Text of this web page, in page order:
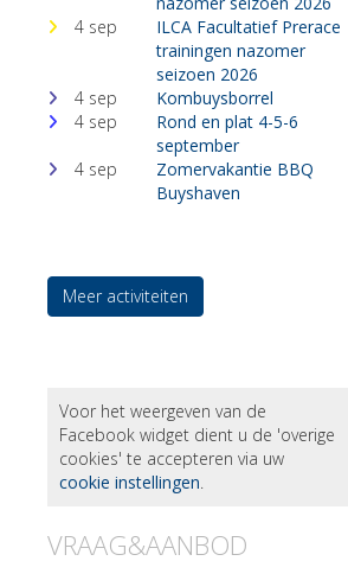
4 sep
ILCA Facultatief Prerace
trainingen nazomer
seizoen 2026
4 sep
Kombuysborrel
4 sep
Rond en plat 4-5-6
september
4 sep
Zomervakantie BBQ
Buyshaven
Meer activiteiten
Voor het weergeven van de
Facebook widget dient u de 'overige
cookies' te accepteren via uw
cookie instellingen.
VRAAG&AANBOD